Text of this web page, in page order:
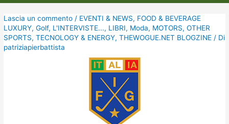
Lascia un commento / EVENTI & NEWS, FOOD & BEVERAGE
LUXURY,Golf, L'INTERVISTE..., LIBRI, Moda, MOTORS,OTHER
SPORTS,TECNOLOGY & ENERGY,THEWOGUE.NET BLOGZINE / Di
patriziapierbattista